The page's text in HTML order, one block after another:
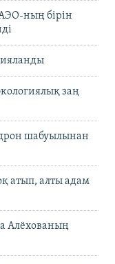
ның бірін
заң
шабуылынан
атып, алты адам
Алёхованың